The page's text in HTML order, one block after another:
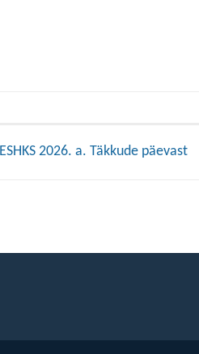
ESHKS 2026. a. Täkkude päevast